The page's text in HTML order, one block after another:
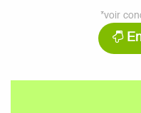
*voir